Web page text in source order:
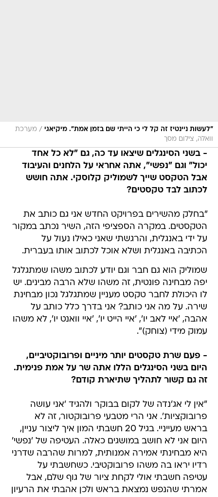
"לעשות ניינטיז זה קל לי כי הייתי שם בזמן אמת". מיקיאגי / מערכת
וואלה, צילום מסך
- בשני הסינגלים שיצאו עד כה, גם "לא כל אחד
יכול" וגם "נפשי", אתה אחראי על הלחנים והעיבוד
אבל הטקסט שייך לשמוליק קלוסקי. אתה חושש
לכתוב לבד טקסטים?
"בחלק מהשירים בפרויקט החדש אני גם כותב את
הטקסטים. במקרה הספציפי הזה, השיר נכתב במקור
על ידי באנגלית, והרגשתי שאני כאילו נעול על
הכתיבה באנגלית ושלא אוכל לכתוב אותו בעברית.
שמוליק הוא גם חבר וגם יודע לכתוב משהו שמתגלגל
יפה מבחינה פונטית, זה משהו שלא הרבה מבינים. יש
לו היכולת לחבר טקסט מעניין שמתגלגל נכון מבחינת
שירה. על מה אני כותב? אני בדרך כלל כותב על
אהבה, 'איי לאב יו', 'איי הייט יו', 'איי וואנט יו', לא משהו
עמוק מידי (צוחק)".
- פעם שרת טקסטים יותר מיניים ופרובוקטיביים,
היום בשני הסינגלים הללו אתה שר על אמת פנימית.
זה גם קשור לתהליך שתיארת קודם?
"אין לי אג'נדה של לקום בבוקר ולהגיד 'אני עושה
פרובוקציות'. אני הרי מטבעי פרובוקטור, זה לא
בראש מעייניי. בגיל 20 חשבתי המון איך ליצור עניין,
היום אני לא חושב במושגים כאלה. העטיפה של 'נפשי'
היא מבחינתי אמירה אמנותית, למרות שהרבה שדרני
רדיו יראו בה משהו פרובוקטיבי. כשחשבתי על
עטיפה חשבתי אולי לקחת ציור של גוף שלם, אבל
אמרתי שהנפש נמצאת בראש ולכן אהבתי את הרעיון